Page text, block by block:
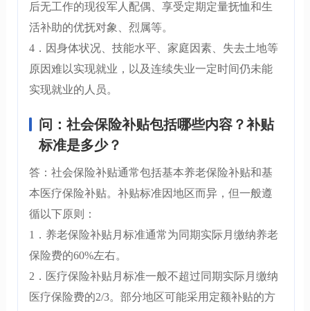
后无工作的现役军人配偶、享受定期定量抚恤和生
活补助的优抚对象、烈属等。
4．因身体状况、技能水平、家庭因素、失去土地等
原因难以实现就业，以及连续失业一定时间仍未能
实现就业的人员。
问：社会保险补贴包括哪些内容？补贴
标准是多少？
答：社会保险补贴通常包括基本养老保险补贴和基
本医疗保险补贴。补贴标准因地区而异，但一般遵
循以下原则：
1．养老保险补贴月标准通常为同期实际月缴纳养老
保险费的60%左右。
2．医疗保险补贴月标准一般不超过同期实际月缴纳
医疗保险费的2/3。部分地区可能采用定额补贴的方